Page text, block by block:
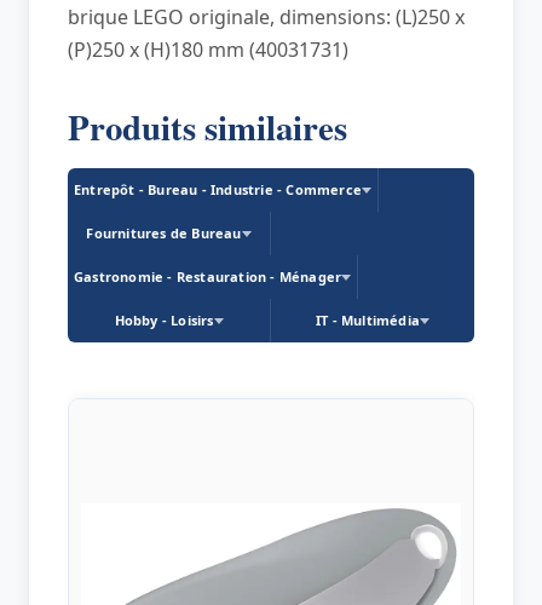
brique LEGO originale, dimensions: (L)250 x
(P)250 x (H)180 mm (40031731)
Produits similaires
Entrepôt - Bureau - Industrie - Commerce
Fournitures de Bureau
Gastronomie - Restauration - Ménager
Hobby - Loisirs IT - Multimédia